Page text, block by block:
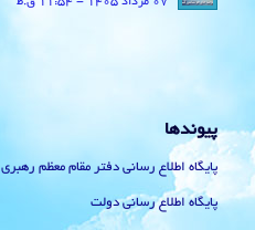
پیوندها
پایگاه اطلاع رسانی دفتر مقام معظم رهبری
پایگاه اطلاع رسانی دولت